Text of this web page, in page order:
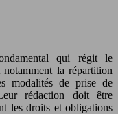
qui régit le
la répartition
modalités de prise de
rédaction doit être
les droits et obligations